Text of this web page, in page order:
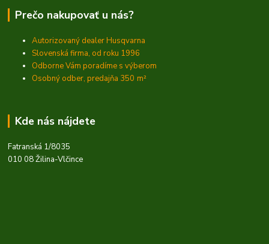
Prečo nakupovať u nás?
Autorizovaný dealer Husqvarna
Slovenská firma, od roku 1996
Odborne Vám poradíme s výberom
Osobný odber, predajňa 350 m²
Kde nás nájdete
Fatranská 1/8035
010 08 Žilina-Vlčince